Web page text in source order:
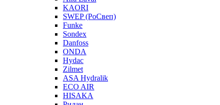
KAORI
SWEP (РоСвеп)
Funke
Sondex
Danfoss
ONDA
Hydac
Zilmet
ASA Hydralik
ECO AIR
HISAKA